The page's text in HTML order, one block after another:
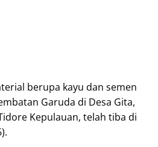
berupa kayu dan semen
Garuda di Desa Gita,
Kepulauan, telah tiba di